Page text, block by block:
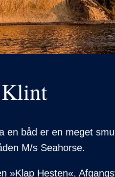
en båd er en meget
M/s Seahorse.
»Klap Hesten«.